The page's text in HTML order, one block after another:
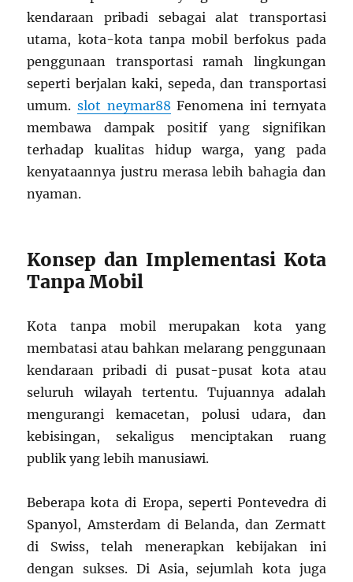
kendaraan pribadi sebagai alat transportasi
utama, kota-kota tanpa mobil berfokus pada
penggunaan transportasi ramah lingkungan
seperti berjalan kaki, sepeda, dan transportasi
umum.slot neymar88 Fenomena ini ternyata
membawa dampak positif yang signifikan
terhadap kualitas hidup warga, yang pada
kenyataannya justru merasa lebih bahagia dan
nyaman.
Konsep dan Implementasi Kota
Tanpa Mobil
Kota tanpa mobil merupakan kota yang
membatasi atau bahkan melarang penggunaan
kendaraan pribadi di pusat-pusat kota atau
seluruh wilayah tertentu. Tujuannya adalah
mengurangi kemacetan, polusi udara, dan
kebisingan, sekaligus menciptakan ruang
publik yang lebih manusiawi.
Beberapa kota di Eropa, seperti Pontevedra di
Spanyol, Amsterdam di Belanda, dan Zermatt
di Swiss, telah menerapkan kebijakan ini
dengan sukses. Di Asia, sejumlah kota juga